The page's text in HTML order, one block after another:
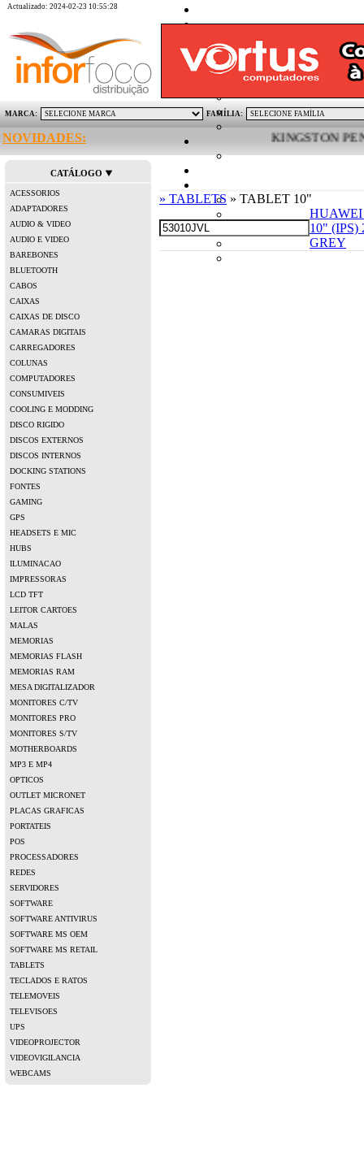
Actualizado: 2024-02-23 10:55:28
MARCA: FAMÍLIA:
NOVIDADES: KINGSTON PEN
CATÁLOGO
ACESSORIOS
ADAPTADORES
AUDIO & VIDEO
AUDIO E VIDEO
BAREBONES
BLUETOOTH
CABOS
CAIXAS
CAIXAS DE DISCO
CAMARAS DIGITAIS
CARREGADORES
COLUNAS
COMPUTADORES
CONSUMIVEIS
COOLING E MODDING
DISCO RIGIDO
DISCOS EXTERNOS
DISCOS INTERNOS
DOCKING STATIONS
FONTES
GAMING
GPS
HEADSETS E MIC
HUBS
ILUMINACAO
IMPRESSORAS
LCD TFT
LEITOR CARTOES
MALAS
MEMORIAS
MEMORIAS FLASH
MEMORIAS RAM
MESA DIGITALIZADOR
MONITORES C/TV
MONITORES PRO
MONITORES S/TV
MOTHERBOARDS
MP3 E MP4
OPTICOS
OUTLET MICRONET
PLACAS GRAFICAS
PORTATEIS
POS
PROCESSADORES
REDES
SERVIDORES
SOFTWARE
SOFTWARE ANTIVIRUS
SOFTWARE MS OEM
SOFTWARE MS RETAIL
TABLETS
TECLADOS E RATOS
TELEMOVEIS
TELEVISOES
UPS
VIDEOPROJECTOR
VIDEOVIGILANCIA
WEBCAMS
» TABLETS » TABLET 10"
10" (IPS)
GREY